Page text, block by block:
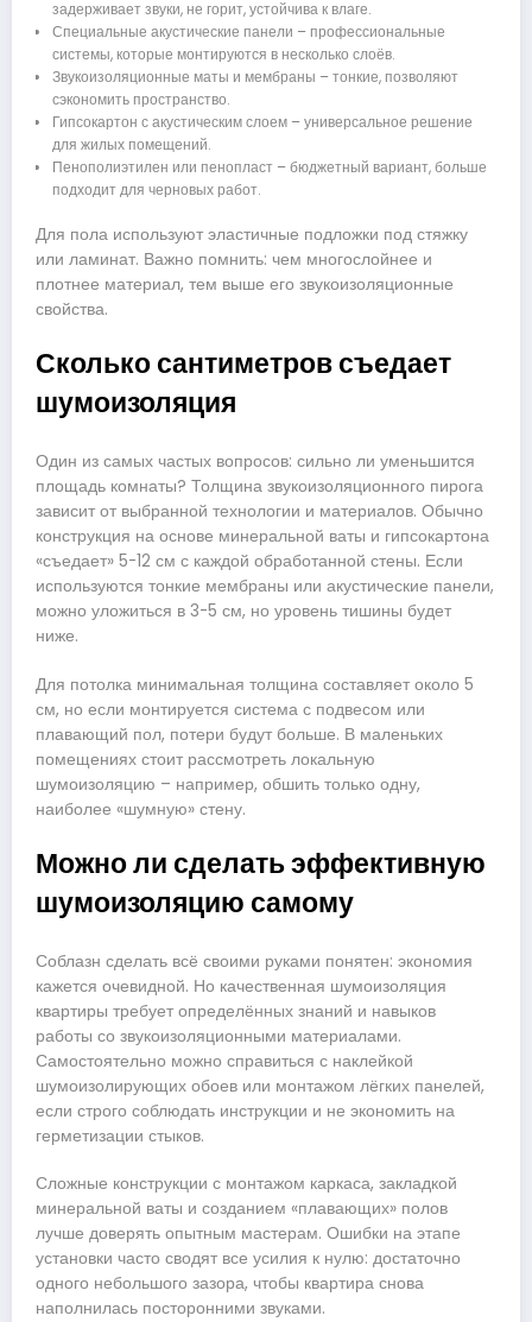
задерживает звуки, не горит, устойчива к влаге.
Специальные акустические панели – профессиональные
системы, которые монтируются в несколько слоёв.
Звукоизоляционные маты и мембраны – тонкие, позволяют
сэкономить пространство.
Гипсокартон с акустическим слоем – универсальное решение
для жилых помещений.
Пенополиэтилен или пенопласт – бюджетный вариант, больше
подходит для черновых работ.
Для пола используют эластичные подложки под стяжку
или ламинат. Важно помнить: чем многослойнее и
плотнее материал, тем выше его звукоизоляционные
свойства.
Сколько сантиметров съедает
шумоизоляция
Один из самых частых вопросов: сильно ли уменьшится
площадь комнаты? Толщина звукоизоляционного пирога
зависит от выбранной технологии и материалов. Обычно
конструкция на основе минеральной ваты и гипсокартона
«съедает» 5-12 см с каждой обработанной стены. Если
используются тонкие мембраны или акустические панели,
можно уложиться в 3-5 см, но уровень тишины будет
ниже.
Для потолка минимальная толщина составляет около 5
см, но если монтируется система с подвесом или
плавающий пол, потери будут больше. В маленьких
помещениях стоит рассмотреть локальную
шумоизоляцию – например, обшить только одну,
наиболее «шумную» стену.
Можно ли сделать эффективную
шумоизоляцию самому
Соблазн сделать всё своими руками понятен: экономия
кажется очевидной. Но качественная шумоизоляция
квартиры требует определённых знаний и навыков
работы со звукоизоляционными материалами.
Самостоятельно можно справиться с наклейкой
шумоизолирующих обоев или монтажом лёгких панелей,
если строго соблюдать инструкции и не экономить на
герметизации стыков.
Сложные конструкции с монтажом каркаса, закладкой
минеральной ваты и созданием «плавающих» полов
лучше доверять опытным мастерам. Ошибки на этапе
установки часто сводят все усилия к нулю: достаточно
одного небольшого зазора, чтобы квартира снова
наполнилась посторонними звуками.